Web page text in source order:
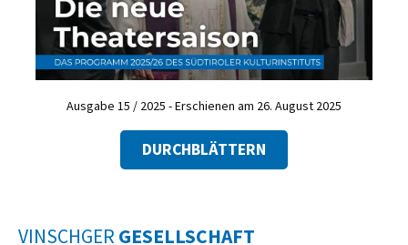
Ausgabe 15 / 2025 - Erschienen am 26. August 2025
DURCHBLÄTTERN
VINSCHGER GESELLSCHAFT